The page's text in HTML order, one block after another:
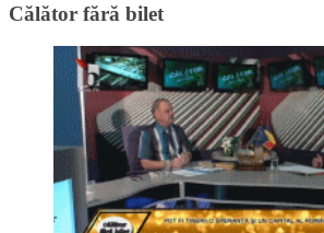
Călător fără bilet